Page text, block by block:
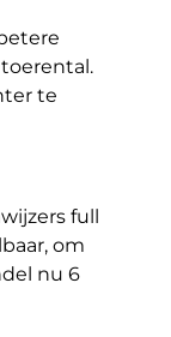
te
full
om
nu 6